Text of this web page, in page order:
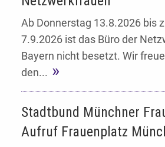
Ab Donnerstag 13.8.2026 bis
7.9.2026 ist das Büro der
Bayern nicht besetzt. Wir
den...
Stadtbund Münchner
Aufruf Frauenplatz